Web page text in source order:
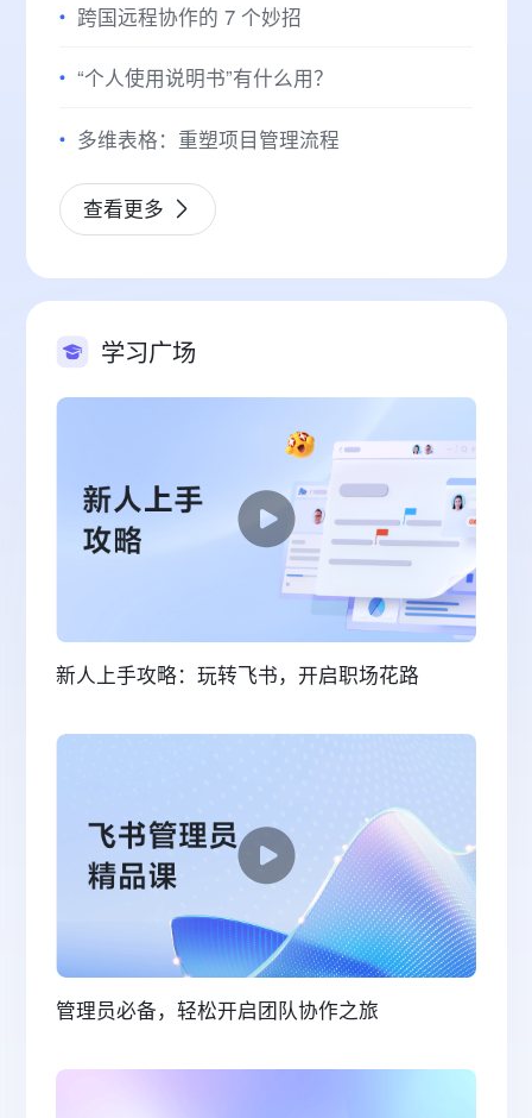
跨国远程协作的 7 个妙招
“个人使用说明书”有什么用？
多维表格：重塑项目管理流程
查看更多
学习广场
新人上手攻略：玩转飞书，开启职场花路
管理员必备，轻松开启团队协作之旅